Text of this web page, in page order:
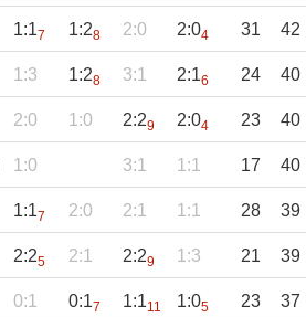
1:17 1:28 2:0 2:04 31 42
1:3 1:28 3:1 2:16 24 40
2:0 1:0 2:29 2:04 23 40
1:0 3:1 1:1 17 40
1:17 2:0 2:1 1:1 28 39
2:25 2:1 2:29 1:3 21 39
0:1 0:17 1:111 1:05 23 37